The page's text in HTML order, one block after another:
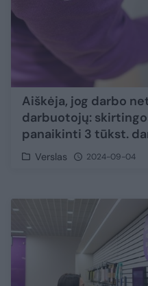
Aiškėja, jog darbo
darbuotojų:
panaikinti 3 tūkst.
Verslas 2024-09-04